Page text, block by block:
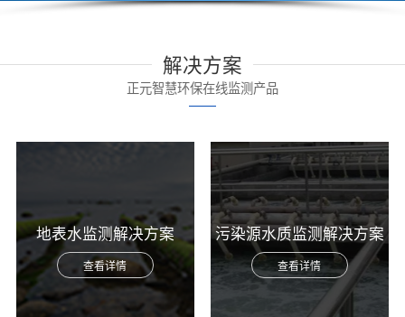
解决方案
正元智慧环保在线监测产品
地表水监测解决方案
查看详情
污染源水质监测解决方案
查看详情